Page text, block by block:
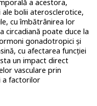
a acestora,
bolii aterosclerotice,
cu îmbătrânirea lor
circadiană poate duce la
gonadotropici și
cu afectarea funcției
un impact direct
vasculare prin
a factorilor